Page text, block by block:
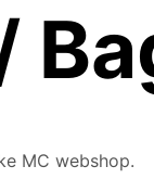
MC webshop.